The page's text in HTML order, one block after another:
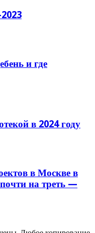
и где
в 2024 году
в Москве в
на треть —